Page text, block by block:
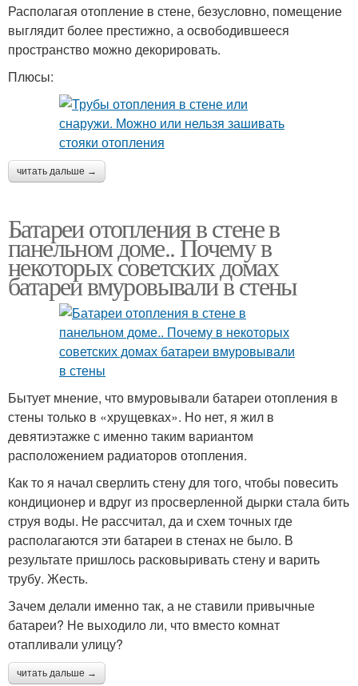
Располагая отопление в стене, безусловно, помещение
выглядит более престижно, а освободившееся
пространство можно декорировать.
Плюсы:
читать дальше →
Батареи отопления в стене в
панельном доме.. Почему в
некоторых советских домах
батареи вмуровывали в стены
Бытует мнение, что вмуровывали батареи отопления в
стены только в «хрущевках». Но нет, я жил в
девятиэтажке с именно таким вариантом
расположением радиаторов отопления.
Как то я начал сверлить стену для того, чтобы повесить
кондиционер и вдруг из просверленной дырки стала бить
струя воды. Не рассчитал, да и схем точных где
располагаются эти батареи в стенах не было. В
результате пришлось расковыривать стену и варить
трубу. Жесть.
Зачем делали именно так, а не ставили привычные
батареи? Не выходило ли, что вместо комнат
отапливали улицу?
читать дальше →